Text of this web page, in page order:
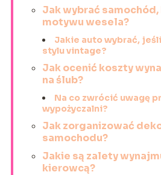
Jak wybrać
motywu wesela?
Jakie auto wybrać,
stylu vintage?
Jak ocenić koszty
na ślub?
Na co zwrócić uwagę
wypożyczalni?
Jak zorganizować
samochodu?
Jakie są zalety
kierowcą?